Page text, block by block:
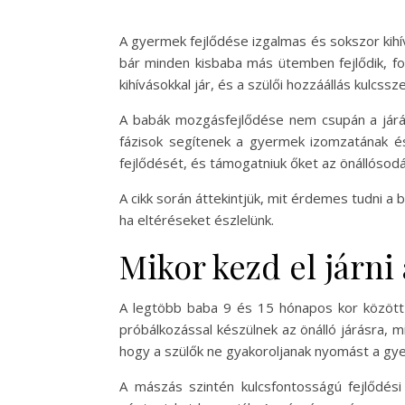
A gyermek fejlődése izgalmas és sokszor
bár minden kisbaba más ütemben fejlődik,
kihívásokkal jár, és a szülői hozzáállás
A babák mozgásfejlődése nem csupán a
fázisok segítenek a gyermek izomzatának
fejlődését, és támogatniuk őket az
A cikk során áttekintjük, mit érdemes tudni
ha eltéréseket észlelünk.
Mikor kezd el járni
A legtöbb baba 9 és 15 hónapos kor
próbálkozással készülnek az önálló járásra,
hogy a szülők ne gyakoroljanak nyomást a
A mászás szintén kulcsfontosságú